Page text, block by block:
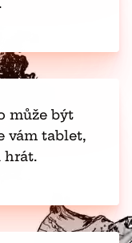
může být
vám tablet,
hrát.